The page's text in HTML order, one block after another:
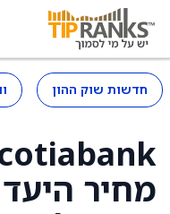
חדשות שוק ההון
מחיר